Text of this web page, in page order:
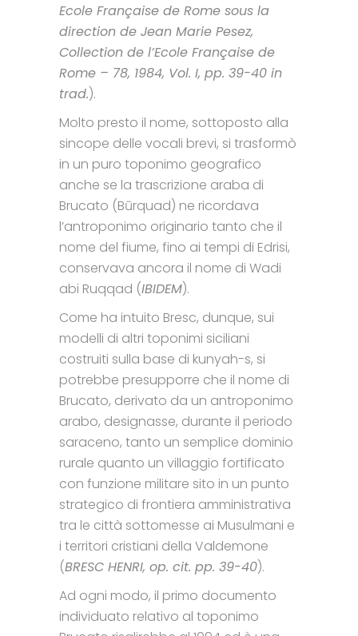
Ecole Française de Rome sous la
direction de Jean Marie Pesez,
Collection de l’Ecole Française de
Rome – 78, 1984, Vol. I, pp. 39-40 in
trad.).
Molto presto il nome, sottoposto alla
sincope delle vocali brevi, si trasformò
in un puro toponimo geografico
anche se la trascrizione araba di
Brucato (Būrquad) ne ricordava
l’antroponimo originario tanto che il
nome del fiume, fino ai tempi di Edrisi,
conservava ancora il nome di Wadi
abi Ruqqad (IBIDEM).
Come ha intuito Bresc, dunque, sui
modelli di altri toponimi siciliani
costruiti sulla base di kunyah-s, si
potrebbe presupporre che il nome di
Brucato, derivato da un antroponimo
arabo, designasse, durante il periodo
saraceno, tanto un semplice dominio
rurale quanto un villaggio fortificato
con funzione militare sito in un punto
strategico di frontiera amministrativa
tra le città sottomesse ai Musulmani e
i territori cristiani della Valdemone
(BRESC HENRI, op. cit. pp. 39-40).
Ad ogni modo, il primo documento
individuato relativo al toponimo